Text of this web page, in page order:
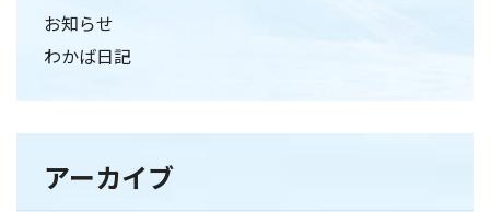
お知らせ
わかば日記
アーカイブ